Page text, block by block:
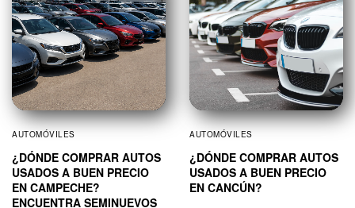
AUTOMÓVILES
¿DÓNDE COMPRAR AUTOS
USADOS A BUEN PRECIO
EN CAMPECHE?
ENCUENTRA SEMINUEVOS
AUTOMÓVILES
¿DÓNDE COMPRAR AUTOS
USADOS A BUEN PRECIO
EN CANCÚN?